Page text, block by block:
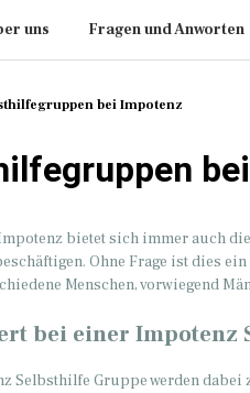
uns Fragen und Anworten
bei Impotenz
bietet sich immer auch
Ohne Frage ist dies
Menschen, vorwiegend
bei einer Impotenz
Selbsthilfe Gruppe werden